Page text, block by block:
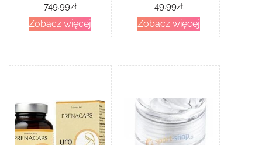
749.99zł
Zobacz więcej
49.99zł
Zobacz więcej